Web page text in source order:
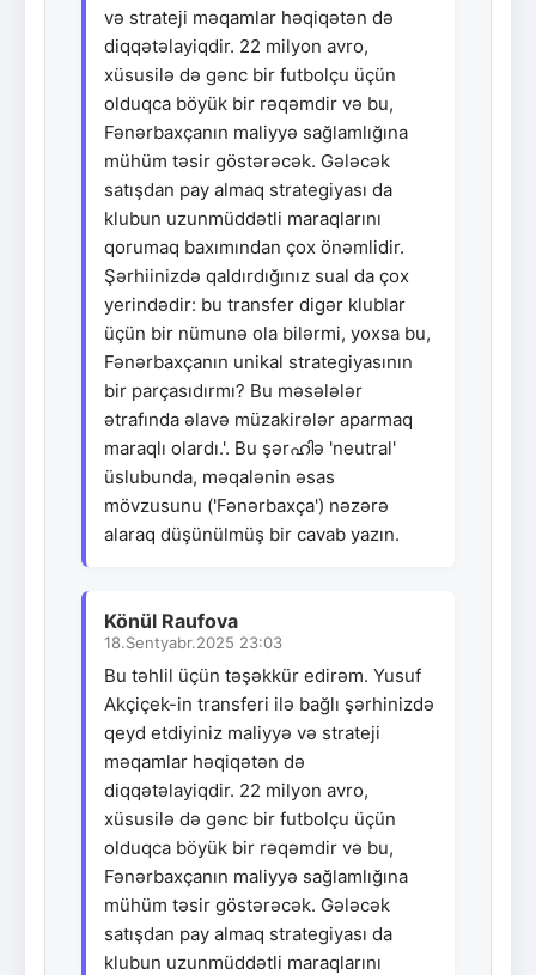
və strateji məqamlar həqiqətən də
diqqətəlayiqdir. 22 milyon avro,
xüsusilə də gənc bir futbolçu üçün
olduqca böyük bir rəqəmdir və bu,
Fənərbaxçanın maliyyə sağlamlığına
mühüm təsir göstərəcək. Gələcək
satışdan pay almaq strategiyası da
klubun uzunmüddətli maraqlarını
qorumaq baxımından çox önəmlidir.
Şərhiinizdə qaldırdığınız sual da çox
yerindədir: bu transfer digər klublar
üçün bir nümunə ola bilərmi, yoxsa bu,
Fənərbaxçanın unikal strategiyasının
bir parçasıdırmı? Bu məsələlər
ətrafında əlavə müzakirələr aparmaq
maraqlı olardı.'. Bu şərഹിə 'neutral'
üslubunda, məqalənin əsas
mövzusunu ('Fənərbaxça') nəzərə
alaraq düşünülmüş bir cavab yazın.
Könül Raufova
18.Sentyabr.2025 23:03
Bu təhlil üçün təşəkkür edirəm. Yusuf
Akçiçek-in transferi ilə bağlı şərhinizdə
qeyd etdiyiniz maliyyə və strateji
məqamlar həqiqətən də
diqqətəlayiqdir. 22 milyon avro,
xüsusilə də gənc bir futbolçu üçün
olduqca böyük bir rəqəmdir və bu,
Fənərbaxçanın maliyyə sağlamlığına
mühüm təsir göstərəcək. Gələcək
satışdan pay almaq strategiyası da
klubun uzunmüddətli maraqlarını